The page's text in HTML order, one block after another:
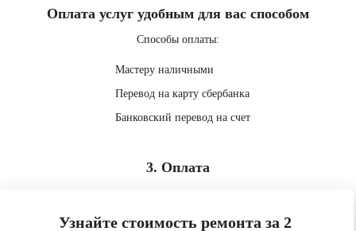
3. Оплата
Узнайте стоимость ремонта за 2
Оплата услуг удобным для вас способом
Способы оплаты:
Мастеру наличными
Перевод на карту сбербанка
Банковский перевод на счет